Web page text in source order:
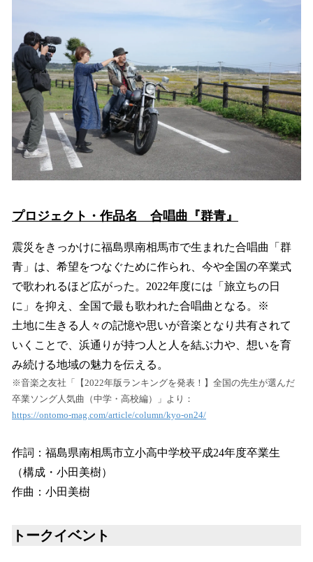
プロジェクト・作品名 合唱曲『群青』
震災をきっかけに福島県南相馬市で生まれた合唱曲「群
青」は、希望をつなぐために作られ、今や全国の卒業式
で歌われるほど広がった。2022年度には「旅立ちの日
に」を抑え、全国で最も歌われた合唱曲となる。※
土地に生きる人々の記憶や思いが音楽となり共有されて
いくことで、浜通りが持つ人と人を結ぶ力や、想いを育
み続ける地域の魅力を伝える。
※音楽之友社「【2022年版ランキングを発表！】全国の先生が選んだ
卒業ソング人気曲（中学・高校編）」より：
https://ontomo-mag.com/article/column/kyo-on24/
作詞：福島県南相馬市立小高中学校平成24年度卒業生
（構成・小田美樹）
作曲：小田美樹
トークイベント